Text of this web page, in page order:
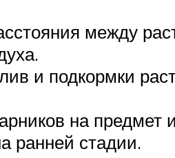
между
и подкормки
на
ранней стадии.